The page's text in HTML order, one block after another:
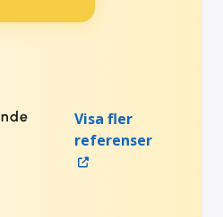
Visa fler
referenser